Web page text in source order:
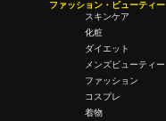
ファッション・ビューティー
スキンケア
化粧
ダイエット
メンズビューティー
ファッション
コスプレ
着物